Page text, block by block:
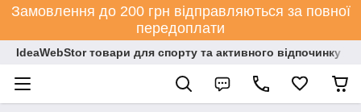
Замовлення до 200 грн відправляються за повної
передоплати
IdeaWebStor товари для спорту та активного відпочинку